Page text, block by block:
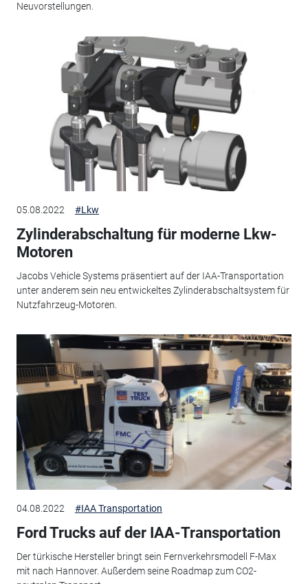
Neuvorstellungen.
05.08.2022 #Lkw
Zylinderabschaltung für moderne Lkw-
Motoren
Jacobs Vehicle Systems präsentiert auf der IAA-Transportation
unter anderem sein neu entwickeltes Zylinderabschaltsystem für
Nutzfahrzeug-Motoren.
04.08.2022 #IAA Transportation
Ford Trucks auf der IAA-Transportation
Der türkische Hersteller bringt sein Fernverkehrsmodell F-Max
mit nach Hannover. Außerdem seine Roadmap zum CO2-